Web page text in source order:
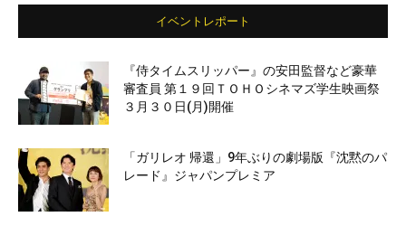
イベントレポート
『侍タイムスリッパー』の安田監督など豪華
審査員 第１９回ＴＯＨＯシネマズ学生映画祭
３月３０日(月)開催
「ガリレオ 帰還」9年ぶりの劇場版『沈黙のパ
レード』ジャパンプレミア